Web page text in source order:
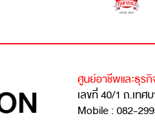
ศูนย์อาชีพและธุร
เลขที่ 40/1 ถ.เทศ
Mobile : 082-